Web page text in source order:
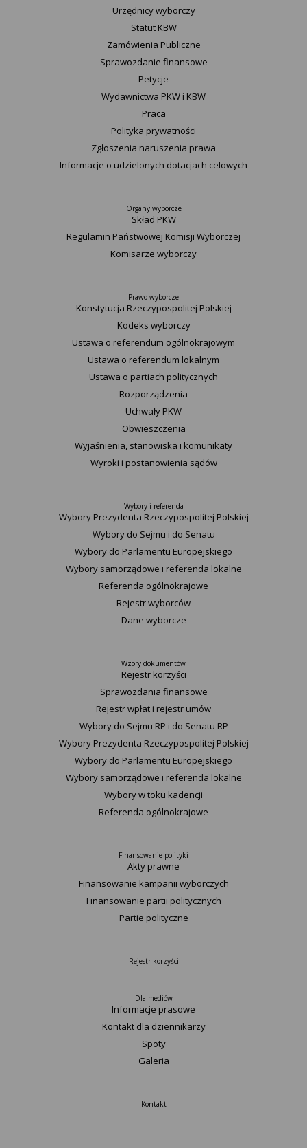
Urzędnicy wyborczy
Statut K​BW
Zamówienia Publiczne
Sprawozdanie finansowe
Petycje
Wydawnictwa PKW i KBW
Praca
Polityka prywatności
Zgłoszenia naruszenia prawa
Informacje o udzielonych dotacjach celowych
Organy wyborcze
Skład PKW
Regulamin Państwowej Komisji Wyborczej
Komisarze wyborczy
Prawo wyborcze
Konstytucja Rzeczypospolitej Polskiej​
Kodeks wyborczy
Ustawa o referendum ogólnokrajowym
Ustawa o referendum lokalnym
Ustawa o partiach politycznych
Rozporządzenia
Uchwały PKW
Obwieszczenia
Wyjaśnienia, stanowiska i komunikaty
Wyroki i postanowienia sądów
Wybory i referenda
Wybory Prezydenta Rzeczypospolitej Polskiej
Wybory do Sejmu i do Senatu
Wybory do Parlamentu Europejskiego
Wybory samorządowe i referenda lokalne
Referenda ogólnokrajowe
Rejestr wyborców
Dane wyborcze
Wzory dokumentów
Rejestr korzyści
Sprawozdania finansowe
Rejestr wpłat i rejestr umów
Wybory do Sejmu RP i do Senatu RP
Wybory Prezydenta Rzeczypospolitej Polskiej
Wybory do Parlamentu Europejskiego
Wybory samorządowe i referenda lokalne
Wybory w toku kadencji
Referenda ogólnokrajowe
Finansowanie polityki
Akty prawne
Finansowanie kampanii wyborczych
Finansowanie partii politycznych
Partie polityczne
Rejestr korzyści
Dla mediów
Informacje prasowe
Kontakt dla dziennikarzy
Spoty
Galeria
Kontakt